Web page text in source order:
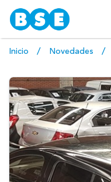
Inicio Novedades